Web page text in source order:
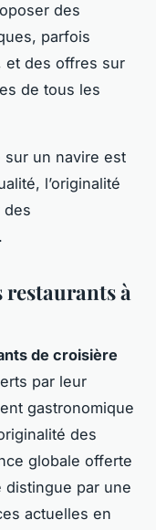
des
parfois
et des offres sur
de tous les
sur un navire est
l’originalité
restaurants à
de croisière
par leur
gastronomique
des
globale offerte
distingue par une
actuelles en